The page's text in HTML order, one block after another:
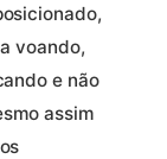
voando,
e não
assim